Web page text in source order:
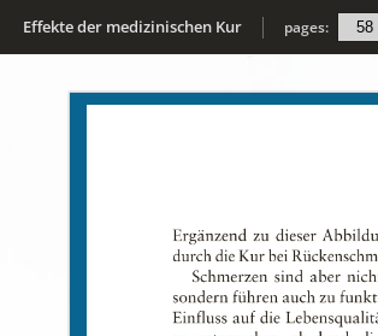
Effekte der medizinischen Kur pages: